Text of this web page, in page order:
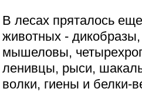
В лесах пряталось
животных -
мышеловы,
ленивцы, рыси,
волки, гиены и белки-